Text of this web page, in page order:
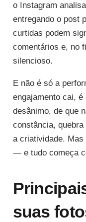
o Instagram
entregando o post
curtidas podem
comentários e, no
silencioso.
E não é só a
engajamento cai,
desânimo, de que
constância,
a criatividade.
— e tudo começa
suas